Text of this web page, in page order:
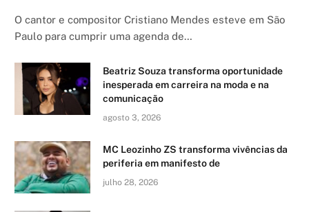
O cantor e compositor Cristiano Mendes esteve em São
Paulo para cumprir uma agenda de…
Beatriz Souza transforma oportunidade
inesperada em carreira na moda e na
comunicação
agosto 3, 2026
MC Leozinho ZS transforma vivências da
periferia em manifesto de
julho 28, 2026